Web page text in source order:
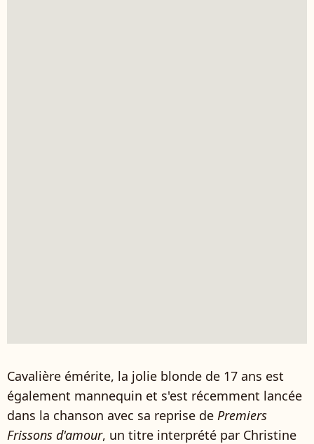
Cavalière émérite, la jolie blonde de 17 ans est
également mannequin et s'est récemment lancée
dans la chanson avec sa reprise de Premiers
Frissons d'amour, un titre interprété par Christine